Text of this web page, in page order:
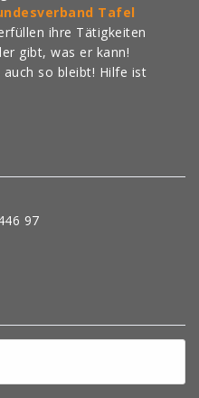
Tafel
ihre Tätigkeiten
gibt, was er kann!
so bleibt! Hilfe ist
97